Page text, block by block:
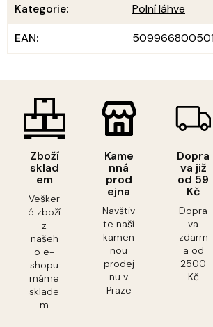
Zboží
sklad
em
Vešker
é zboží
z
našeh
o e-
shopu
máme
sklade
m
Kame
nná
prod
ejna
Navštiv
te naší
kamen
nou
prodej
nu v
Praze
Dopra
va již
od 59
Kč
Dopra
va
zdarm
a od
2500
Kč
Kategorie:
Polní láhve
EAN: